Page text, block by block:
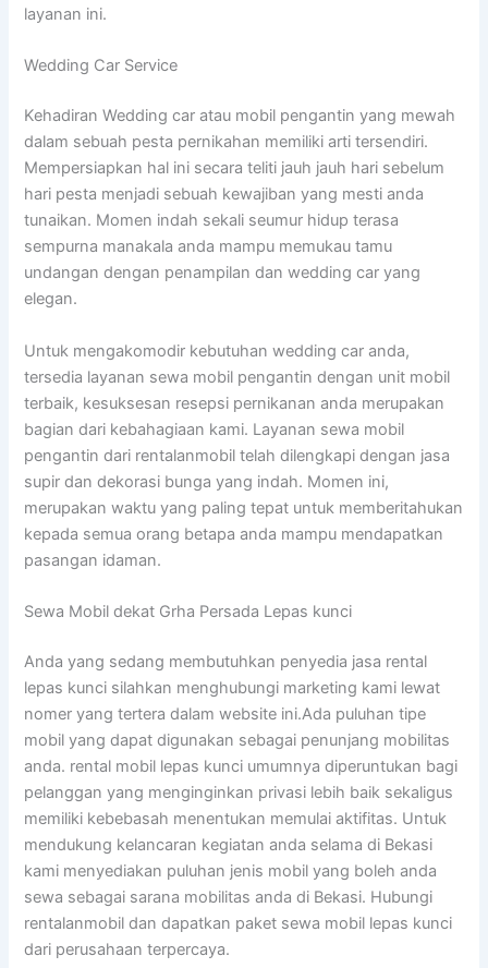
layanan ini.
Wedding Car Service
Kehadiran Wedding car atau mobil pengantin yang mewah
dalam sebuah pesta pernikahan memiliki arti tersendiri.
Mempersiapkan hal ini secara teliti jauh jauh hari sebelum
hari pesta menjadi sebuah kewajiban yang mesti anda
tunaikan. Momen indah sekali seumur hidup terasa
sempurna manakala anda mampu memukau tamu
undangan dengan penampilan dan wedding car yang
elegan.
Untuk mengakomodir kebutuhan wedding car anda,
tersedia layanan sewa mobil pengantin dengan unit mobil
terbaik, kesuksesan resepsi pernikanan anda merupakan
bagian dari kebahagiaan kami. Layanan sewa mobil
pengantin dari rentalanmobil telah dilengkapi dengan jasa
supir dan dekorasi bunga yang indah. Momen ini,
merupakan waktu yang paling tepat untuk memberitahukan
kepada semua orang betapa anda mampu mendapatkan
pasangan idaman.
Sewa Mobil dekat Grha Persada Lepas kunci
Anda yang sedang membutuhkan penyedia jasa rental
lepas kunci silahkan menghubungi marketing kami lewat
nomer yang tertera dalam website ini.Ada puluhan tipe
mobil yang dapat digunakan sebagai penunjang mobilitas
anda. rental mobil lepas kunci umumnya diperuntukan bagi
pelanggan yang menginginkan privasi lebih baik sekaligus
memiliki kebebasah menentukan memulai aktifitas. Untuk
mendukung kelancaran kegiatan anda selama di Bekasi
kami menyediakan puluhan jenis mobil yang boleh anda
sewa sebagai sarana mobilitas anda di Bekasi. Hubungi
rentalanmobil dan dapatkan paket sewa mobil lepas kunci
dari perusahaan terpercaya.